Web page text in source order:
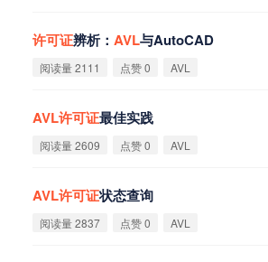
许可证辨析： AVL与AutoCAD
阅读量 2111 点赞 0 AVL
AVL许可证最佳实践
阅读量 2609 点赞 0 AVL
AVL许可证状态查询
阅读量 2837 点赞 0 AVL